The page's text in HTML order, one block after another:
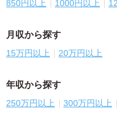
850円以上 1000円以上
月収から探す
15万円以上 20万円以上
年収から探す
250万円以上 300万円以上